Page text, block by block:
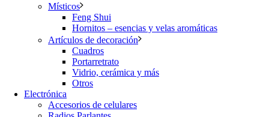
Místicos
Feng Shui
Hornitos – esencias y velas aromáticas
Artículos de decoración
Cuadros
Portarretrato
Vidrio, cerámica y más
Otros
Electrónica
Accesorios de celulares